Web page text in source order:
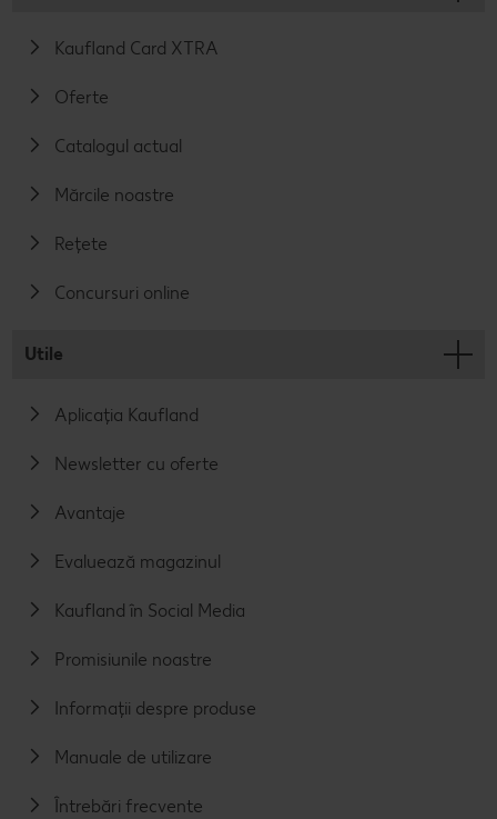
Kaufland Card XTRA
Oferte
Catalogul actual
Mărcile noastre
Rețete
Concursuri online
Utile
Aplicația Kaufland
Newsletter cu oferte
Avantaje
Evaluează magazinul
Kaufland în Social Media
Promisiunile noastre
Informații despre produse
Manuale de utilizare
Întrebări frecvente